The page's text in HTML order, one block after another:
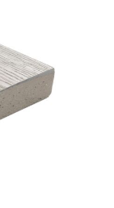
eikenhout
de
zijn ze
subtiele
Enhanced
terras dat